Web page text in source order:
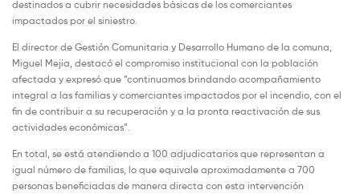
destinados a cubrir necesidades básicas de los comerciantes
impactados por el siniestro.
El director de Gestión Comunitaria y Desarrollo Humano de la comuna,
Miguel Mejía, destacó el compromiso institucional con la población
afectada y expresó que “continuamos brindando acompañamiento
integral a las familias y comerciantes impactados por el incendio, con el
fin de contribuir a su recuperación y a la pronta reactivación de sus
actividades económicas”.
En total, se está atendiendo a 100 adjudicatarios que representan a
igual número de familias, lo que equivale aproximadamente a 700
personas beneficiadas de manera directa con esta intervención